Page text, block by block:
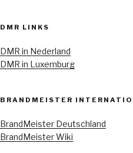
DMR LINKS
DMR in Nederland
DMR in Luxemburg
BRANDMEISTER
BrandMeister Deutschland
BrandMeister Wiki